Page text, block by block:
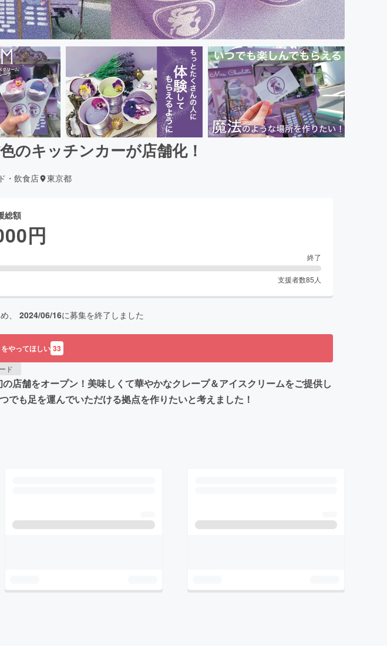
のキッチンカーが店舗化！
・飲食店 東京都
総額
円
終了
支援者数85 人
、 2024/06/16に募集を終了しました
やってほしい 33
ド
舗をオープン！美味しくて華やかなクレープ＆アイスクリームをご提供し
も足を運んでいただける拠点を作りたいと考えました！